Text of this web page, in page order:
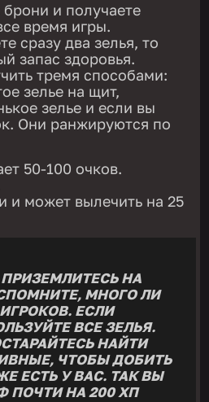
и получаете
время игры.
сразу два зелья, то
запас здоровья.
тремя способами:
зелье на щит,
зелье и если вы
Они ранжируются по
50-100 очков.
и может вылечить на 25
НА
МНОГО ЛИ
ЕСЛИ
ВСЕ ЗЕЛЬЯ.
НАЙТИ
ЧТОБЫ ДОБИТЬ
ЕСТЬ У ВАС. ТАК ВЫ
ПОЧТИ НА 200 ХП